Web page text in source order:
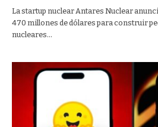
La startup nuclear Antares Nuclear
470 millones de dólares para construir
nucleares…